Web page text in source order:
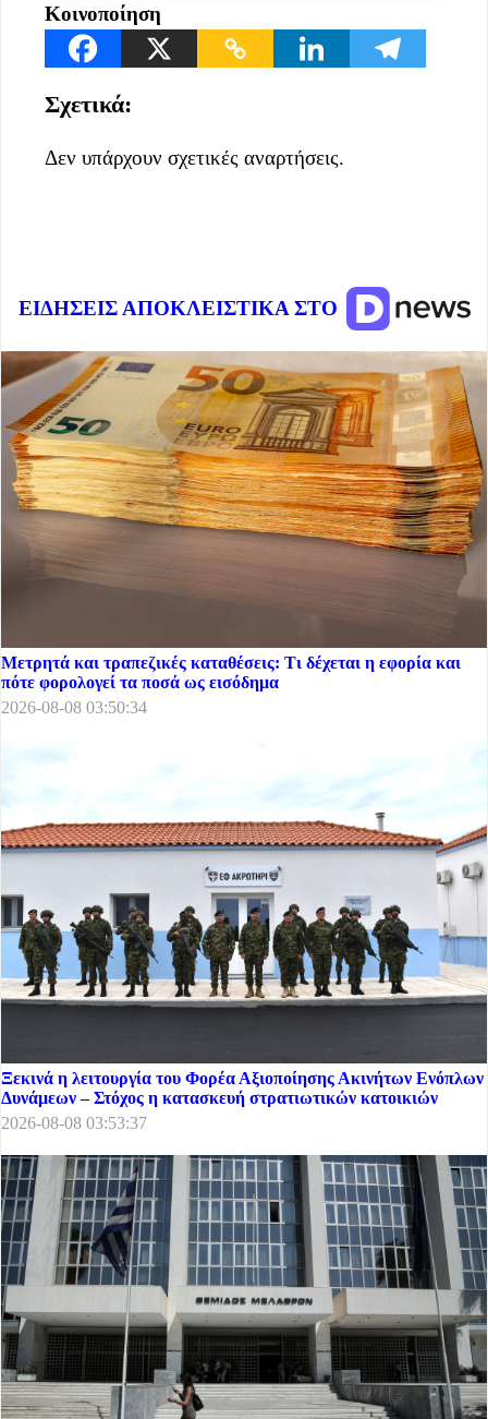
Κοινοποίηση
Σχετικά:
Δεν υπάρχουν σχετικές αναρτήσεις.
ΕΙΔΗΣΕΙΣ ΑΠΟΚΛΕΙΣΤΙΚΑ ΣΤΟ
Μετρητά και τραπεζικές καταθέσεις: Τι δέχεται η εφορία και
πότε φορολογεί τα ποσά ως εισόδημα
2026-08-08 03:50:34
Ξεκινά η λειτουργία του Φορέα Αξιοποίησης Ακινήτων Ενόπλων
Δυνάμεων – Στόχος η κατασκευή στρατιωτικών κατοικιών
2026-08-08 03:53:37